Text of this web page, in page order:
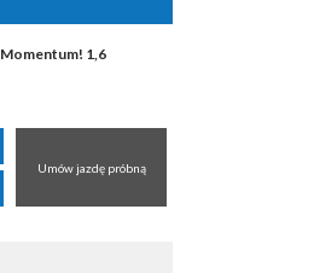
1,6
Umów jazdę próbną